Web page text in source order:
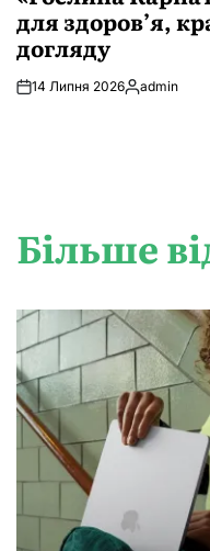
для здоров’я,
догляду
14 Липня 2026Опубліковано
admin
Більше